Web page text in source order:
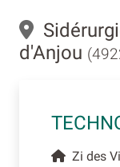
d'Anjou
Zi des